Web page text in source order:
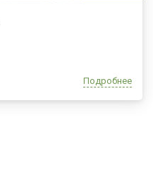
Подробнее